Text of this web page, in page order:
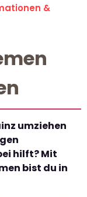
&
umziehen
hilft? Mit
bist du in